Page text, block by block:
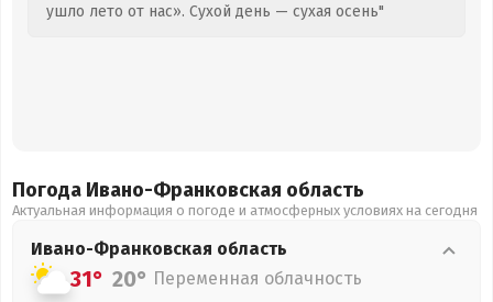
ушло лето от нас». Сухой день — сухая осень"
Погода Ивано-Франковская область
Актуальная информация о погоде и атмосферных условиях на сегодня
Ивано-Франковская область
31° 20° Переменная облачность